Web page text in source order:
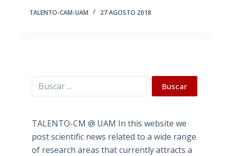
TALENTO-CAM-UAM 27 AGOSTO 2018
Buscar Buscar
TALENTO-CM @ UAM In this website we
post scientific news related to a wide range
of research areas that currently attracts a